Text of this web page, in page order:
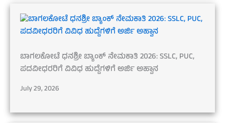
ಬಾಗಲಕೋಟೆ ಧನಶ್ರೀ ಬ್ಯಾಂಕ್ ನೇಮಕಾತಿ 2026: SSLC, PUC,
ಪದವೀಧರರಿಗೆ ವಿವಿಧ ಹುದ್ದೆಗಳಿಗೆ ಅರ್ಜಿ ಅಹ್ವಾನ
July 29, 2026